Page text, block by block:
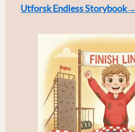
Utforsk Endless Storybook→